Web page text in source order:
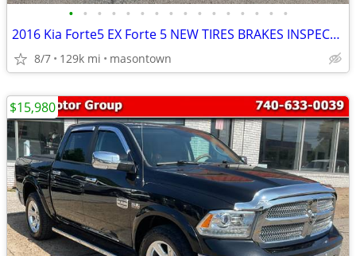
• • • • • • • • • • • • • • • •
2016 Kia Forte5 EX Forte 5 NEW TIRES BRAKES INSPECTION! CLEAN! 1 owner
8/7 129k mi masontown
$15,980